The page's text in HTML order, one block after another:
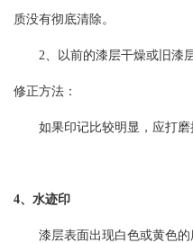
质没有彻底清除。
2、以前的漆层干燥或旧漆
修正方法：
如果印记比较明显，应打磨
4、水迹印
漆层表面出现白色或黄色